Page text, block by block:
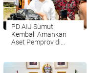
PD AIJ Sumut
Kembali Amankan
Aset Pemprov di
Dibongkar